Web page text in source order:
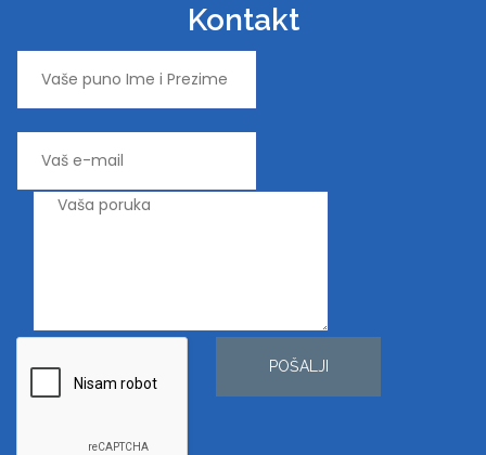
Kontakt
POŠALJI